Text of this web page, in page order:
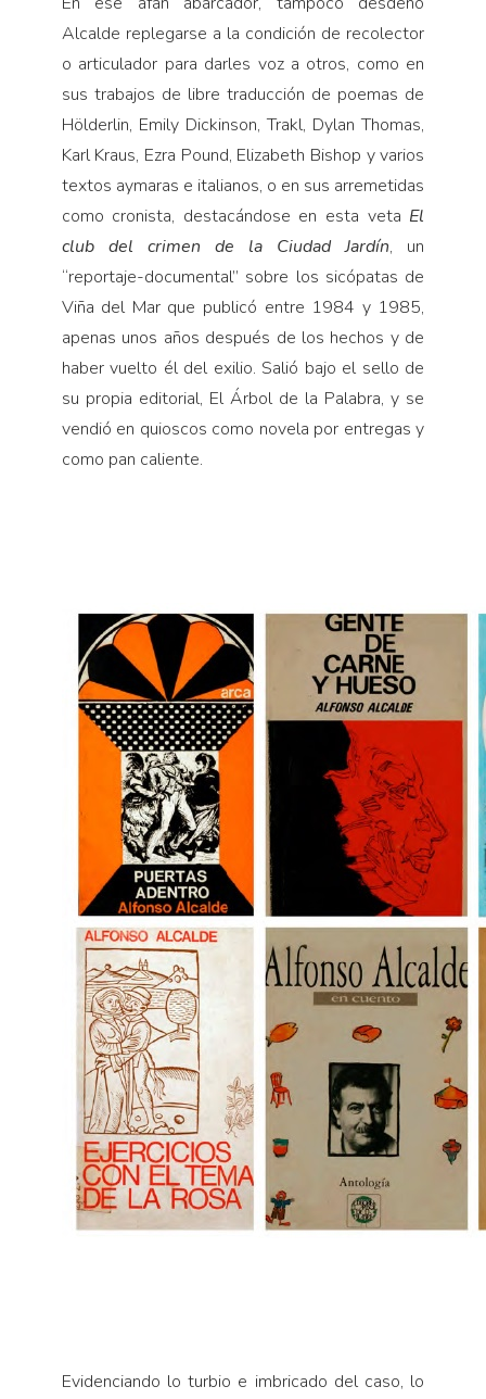
Alcalde replegarse a la condición de recolector
o articulador para darles voz a otros, como en
sus trabajos de libre traducción de poemas de
Hölderlin, Emily Dickinson, Trakl, Dylan Thomas,
Karl Kraus, Ezra Pound, Elizabeth Bishop y varios
textos aymaras e italianos, o en sus arremetidas
como cronista, destacándose en esta veta El
club del crimen de la Ciudad Jardín, un
“reportaje-documental” sobre los sicópatas de
Viña del Mar que publicó entre 1984 y 1985,
apenas unos años después de los hechos y de
haber vuelto él del exilio. Salió bajo el sello de
su propia editorial, El Árbol de la Palabra, y se
vendió en quioscos como novela por entregas y
como pan caliente.
Evidenciando lo turbio e imbricado del caso, lo